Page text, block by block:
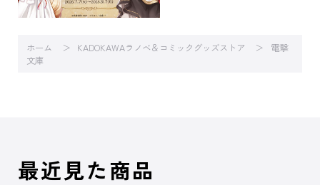
ホーム KADOKAWAラノベ＆コミックグッズストア
電撃
文庫
最近見た商品